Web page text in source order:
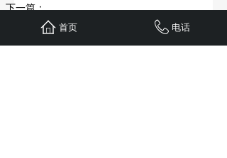
下一篇：
沃讯OA 移动OA发布最新版本为3.03.0001
首页 电话